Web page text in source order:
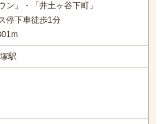
ン」・「井土ヶ谷下町」
停下車徒歩1分
駅